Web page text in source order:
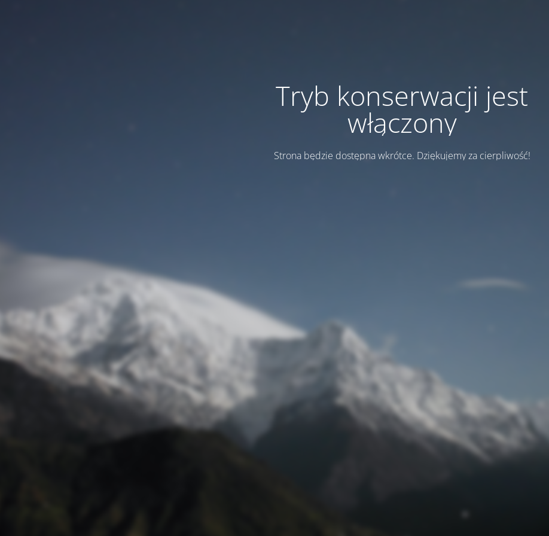
Tryb konserwacji jest
włączony
Strona będzie dostępna wkrótce. Dziękujemy za cierpliwość!